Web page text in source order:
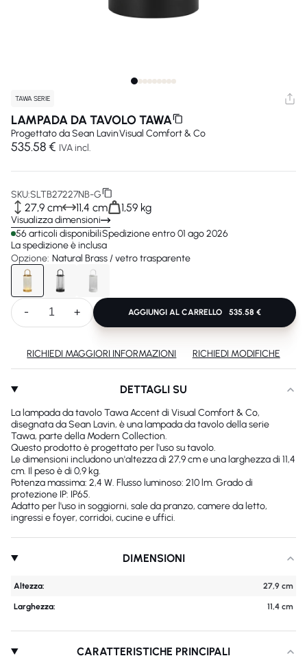
DETTAGLI SU
La lampada da tavolo Tawa Accent di Visual Comfort & Co,
disegnata da Sean Lavin, è una lampada da tavolo della serie
Tawa, parte della Modern Collection.
Questo prodotto è progettato per l'uso su tavolo.
Le dimensioni includono un'altezza di 27,9 cm e una larghezza di 11,4
cm. Il peso è di 0,9 kg.
Potenza massima: 2,4 W. Flusso luminoso: 210 lm. Grado di
protezione IP: IP65.
Adatto per l'uso in soggiorni, sale da pranzo, camere da letto,
ingressi e foyer, corridoi, cucine e uffici.
DIMENSIONI
Altezza: 27,9 cm
Larghezza: 11,4 cm
CARATTERISTICHE PRINCIPALI
TAWA SERIE
LAMPADA DA TAVOLO TAWA
Progettato daSean LavinVisual Comfort & Co
535.58 € IVA incl.
SKU:SLTB27227NB-G
27,9 cm 11,4 cm 1,59 kg
Visualizza dimensioni
56 articoli disponibiliSpedizione entro 01 ago 2026
La spedizione è inclusa
Opzione: Natural Brass / vetro trasparente
- + AGGIUNGI AL CARRELLO 535.58 €
RICHIEDI MAGGIORI INFORMAZIONI RICHIEDI MODIFICHE